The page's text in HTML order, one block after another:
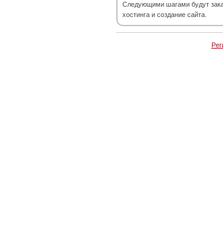
Следующими шагами будут
хостинга и создание сайта.